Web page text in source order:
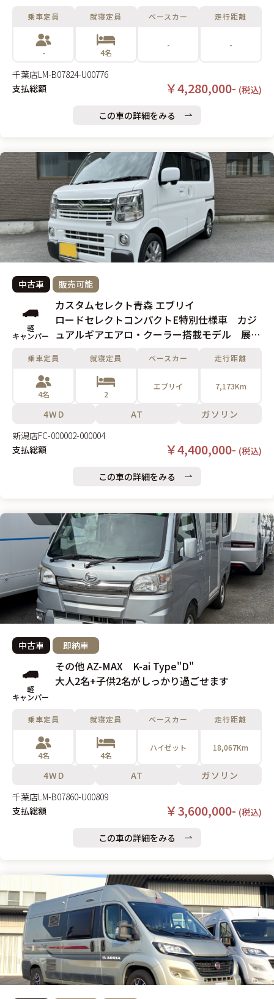
乗車定員
-
就寝定員
4名
ベースカー
-
走行距離
-
千葉店LM-B07824-U00776
支払総額
￥4,280,000- (税込)
この車の詳細をみる
中古車 販売可能
軽
キャンパー
カスタムセレクト青森 エブリイ
ロードセレクトコンパクトE特別仕様車 カジ
ュアルギアエアロ・クーラー搭載モデル 展示
乗車定員
4名
就寝定員
2
ベースカー
エブリイ
走行距離
7,173Km
4WD AT
ガソリン
新潟店FC-000002-000004
支払総額
￥4,400,000- (税込)
この車の詳細をみる
中古車 即納車
軽
キャンパー
その他 AZ-MAX K-ai Type"D"
大人2名+子供2名がしっかり過ごせます
乗車定員
4名
就寝定員
4名
ベースカー
ハイゼット
走行距離
18,067Km
4WD AT
ガソリン
千葉店LM-B07860-U00809
支払総額
￥3,600,000- (税込)
この車の詳細をみる